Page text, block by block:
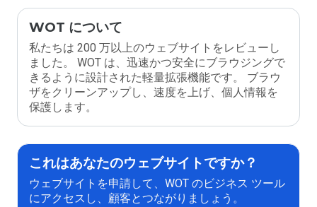
WOT について
私たちは 200 万以上のウェブサイトをレビューし
ました。 WOT は、迅速かつ安全にブラウジングで
きるように設計された軽量拡張機能です。 ブラウ
ザをクリーンアップし、速度を上げ、個人情報を
保護します。
これはあなたのウェブサイトですか？
ウェブサイトを申請して、WOT のビジネス ツール
にアクセスし、顧客とつながりましょう。